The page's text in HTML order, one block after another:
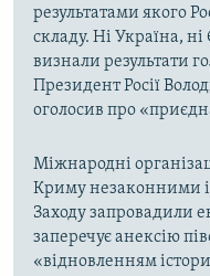
результатами якого
складу. Ні Україна,
визнали результати
Президент Росії
оголосив про
Міжнародні
Криму незаконними і
Заходу запровадили
заперечує анексію
«відновленням